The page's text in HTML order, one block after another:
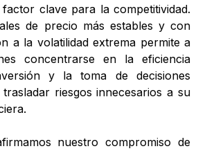
clave para la competitividad.
de precio más estables y con
a la volatilidad extrema permite a
concentrarse en la eficiencia
y la toma de decisiones
riesgos innecesarios a su
nuestro compromiso de